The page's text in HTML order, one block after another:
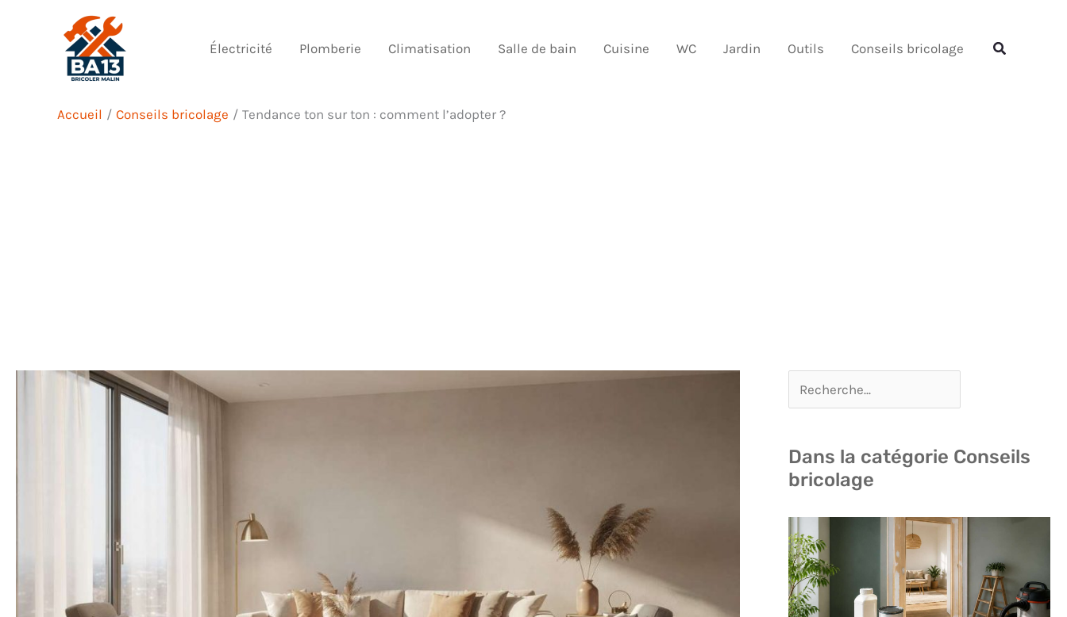
Électricité Plomberie Climatisation Salle de bain Cuisine WC Jardin Outils Conseils bricolage Rechercher
Accueil Conseils bricolage Tendance ton sur ton : comment l’adopter ?
Dans la catégorie Conseils
bricolage